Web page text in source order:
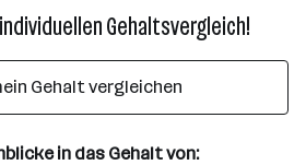
Gehaltsvergleich!
Gehalt vergleichen
in das Gehalt von: